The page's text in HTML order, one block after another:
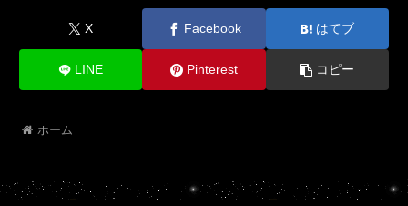
X Facebook はてブ
LINE Pinterest コピー
ホーム